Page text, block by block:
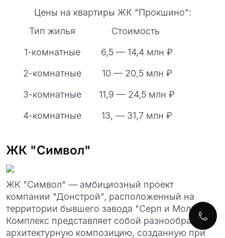
Цены на квартиры ЖК "Прокшино":
Тип жилья
Стоимость
1-комнатные
6,5 — 14,4 млн ₽
2-комнатные
10 — 20,5 млн ₽
3-комнатные
11,9 — 24,5 млн ₽
4-комнатные
13, — 31,7 млн ₽
ЖК "Символ"
ЖК "Символ" — амбициозный проект
компании "Донстрой", расположенный на
территории бывшего завода "Серп и Молот".
Комплекс представляет собой разнообразную
архитектурную композицию, созданную при